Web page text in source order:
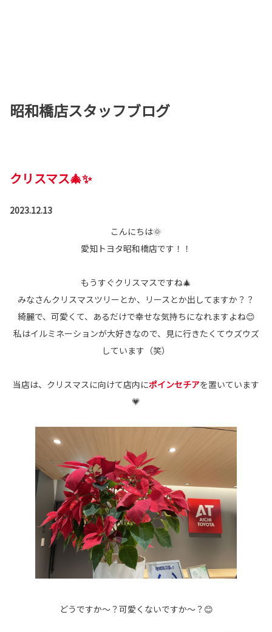
昭和橋店スタッフブログ
クリスマス🎄✨
2023.12.13
こんにちは🌞
愛知トヨタ昭和橋店です！！
もうすぐクリスマスですね🎄
みなさんクリスマスツリーとか、リースとか出してますか？？
綺麗で、可愛くて、あるだけで幸せな気持ちになれますよね😊
私はイルミネーションが大好きなので、見に行きたくてウズウズ
しています（笑）
当店は、クリスマスに向けて店内にポインセチアを置いています
💗
どうですか～？可愛くないですか～？😊